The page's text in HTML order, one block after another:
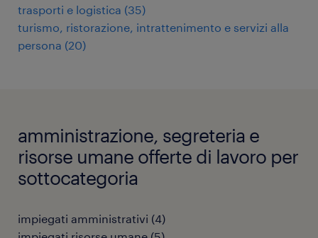
trasporti e logistica (35)
turismo, ristorazione, intrattenimento e servizi alla
persona (20)
amministrazione, segreteria e
risorse umane offerte di lavoro per
sottocategoria
impiegati amministrativi (4)